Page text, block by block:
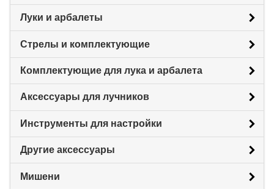
Луки и арбалеты
Стрелы и комплектующие
Комплектующие для лука и арбалета
Аксессуары для лучников
Инструменты для настройки
Другие аксессуары
Мишени